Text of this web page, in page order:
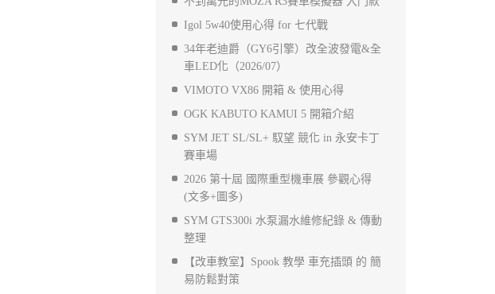
Igol 5w40使用心得 for 七代戰
34年老迪爵（GY6引擎）改全波發電&全
車LED化（2026/07）
VIMOTO VX86 開箱 & 使用心得
OGK KABUTO KAMUI 5 開箱介紹
SYM JET SL/SL+ 馭望 競化 in 永安卡丁
賽車場
2026 第十屆 國際重型機車展 參觀心得
(文多+圖多)
SYM GTS300i 水泵漏水維修紀錄 & 傳動
整理
【改車教室】Spook 教學 車充插頭 的 簡
易防鬆對策